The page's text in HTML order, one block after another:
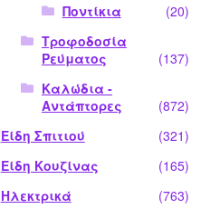
Ποντίκια
(20)
Τροφοδοσία
Ρεύματος
(137)
Καλώδια -
Αντάπτορες
(872)
Είδη Σπιτιού
(321)
Είδη Κουζίνας
(165)
Ηλεκτρικά
(763)